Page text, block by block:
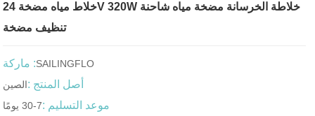
خلاط مياه مضخة 24V 320W خلاطة الخرسانة مضخة مياه شاحنة
تنظيف مضخة
ماركة :SAILINGFLO
أصل المنتج :الصين
موعد التسليم :7-30 يومًا